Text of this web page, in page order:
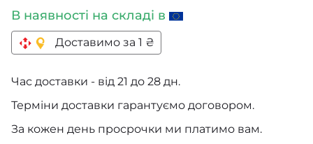
В наявності на складі в
Доставимо за 1 ₴
Час доставки - від 21 до 28 дн.
Терміни доставки гарантуємо договором.
За кожен день просрочки ми платимо вам.